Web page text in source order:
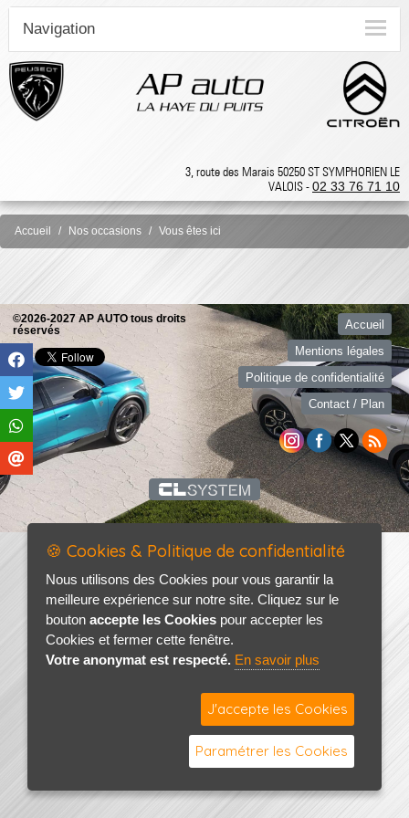
Navigation
3, route des Marais 50250 ST SYMPHORIEN LE
VALOIS -02 33 76 71 10
Accueil Nos occasions Vous êtes ici
©2026-2027 AP AUTO tous droits
réservés
Accueil
Mentions légales
Politique de confidentialité
Contact / Plan
🍪 Cookies & Politique de confidentialité
Nous utilisons des Cookies pour vous garantir la
meilleure expérience sur notre site. Cliquez sur le
bouton accepte les Cookies pour accepter les
Cookies et fermer cette fenêtre.
Votre anonymat est respecté. En savoir plus
J'accepte les Cookies
Paramétrer les Cookies